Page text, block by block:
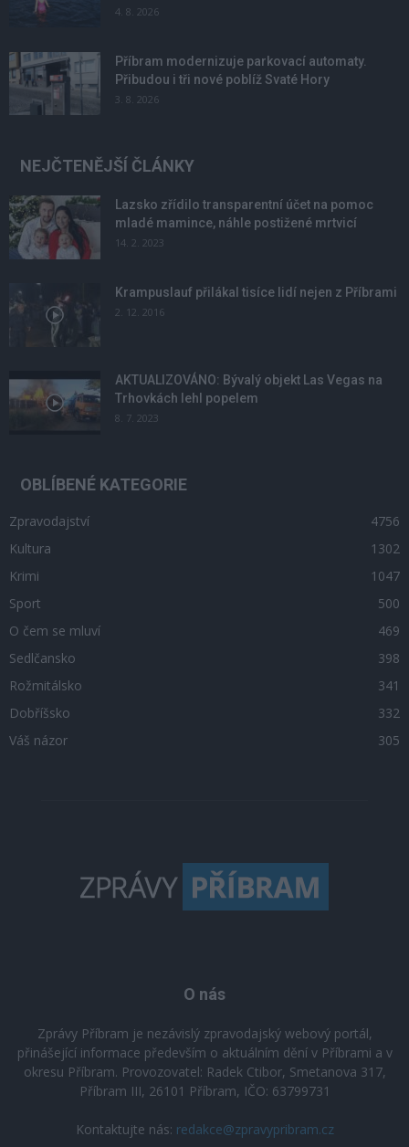
4. 8. 2026
Příbram modernizuje parkovací automaty.
Přibudou i tři nové poblíž Svaté Hory
3. 8. 2026
NEJČTENĚJŠÍ ČLÁNKY
Lazsko zřídilo transparentní účet na pomoc
mladé mamince, náhle postižené mrtvicí
14. 2. 2023
Krampuslauf přilákal tisíce lidí nejen z Příbrami
2. 12. 2016
AKTUALIZOVÁNO: Bývalý objekt Las Vegas na
Trhovkách lehl popelem
8. 7. 2023
OBLÍBENÉ KATEGORIE
Zpravodajství
4756
Kultura
1302
Krimi
1047
Sport
500
O čem se mluví
469
Sedlčansko
398
Rožmitálsko
341
Dobříšsko
332
Váš názor
305
O nás
Zprávy Příbram je nezávislý zpravodajský webový portál,
přinášející informace především o aktuálním dění v Příbrami a v
okresu Příbram. Provozovatel: Radek Ctibor, Smetanova 317,
Příbram III, 26101 Příbram, IČO: 63799731
Kontaktujte nás: redakce@zpravypribram.cz